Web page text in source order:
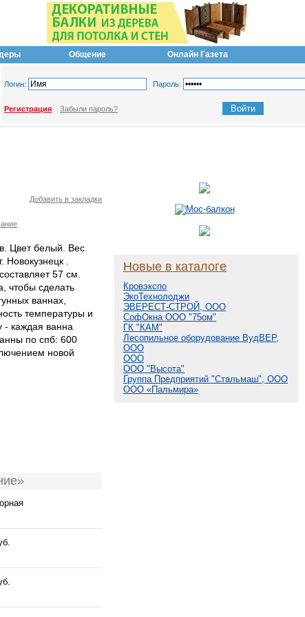
Общение Онлайн Газета
Логин: Пароль:
Регистрация Забыли пароль?
Добавить в закладки
Цвет белый. Вес
.
57 см.
чтобы сделать
ваннах,
температуры и
- каждая ванна
по спб: 600
новой
Новые в каталоге
Кровэкспо
ЭкоТехнолоджи
ЭВЕРЕСТ-СТРОЙ, ООО
СофОкна ООО "75ом"
ГК "КАМ"
Лесопильное оборудование ВудВЕР,
ООО
ООО
ООО "Высота"
Группа Предприятий "Стальмаш", ООО
ООО «Пальмира»